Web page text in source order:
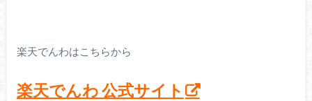
楽天でんわはこちらから
楽天でんわ 公式サイト